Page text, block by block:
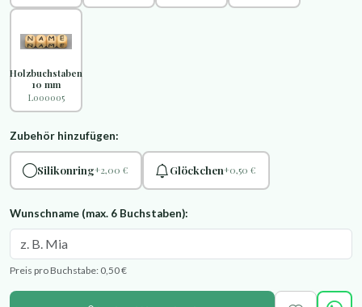
Holzbuchstaben
10 mm
L000005
Zubehör hinzufügen:
Silikonring+2,00 € Glöckchen+0,50 €
Wunschname (max. 6 Buchstaben):
Preis pro Buchstabe: 0,50 €